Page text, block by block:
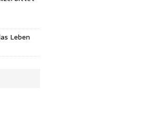
Leben